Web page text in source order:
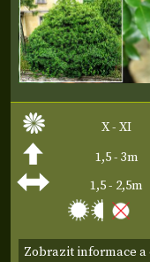
X - XI
1,5 - 3m
1,5 - 2,5m
Zobrazit informace a